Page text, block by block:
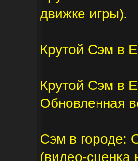
движке игры).
Крутой Сэм в
Крутой Сэм в
Обновленная
Сэм в городе:
(видео-сценка